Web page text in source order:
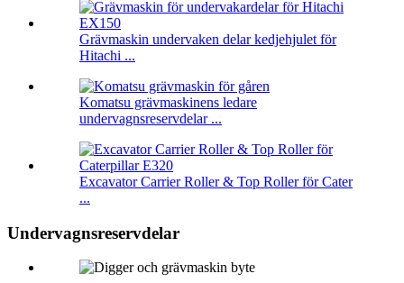
Grävmaskin undervaken delar kedjehjulet för
Hitachi ...
Komatsu grävmaskinens ledare
undervagnsreservdelar ...
Excavator Carrier Roller & Top Roller för Cater
...
Undervagnsreservdelar